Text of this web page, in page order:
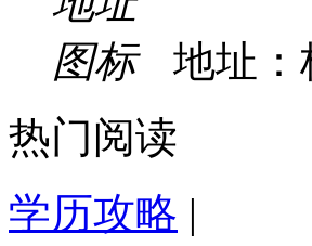
地址：
热门阅读
学历攻略 |